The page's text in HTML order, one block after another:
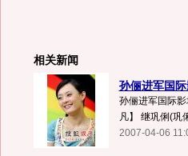
相关新闻
孙俪进军国
孙俪进军国际
凡】 继巩俐(巩
2007-04-06